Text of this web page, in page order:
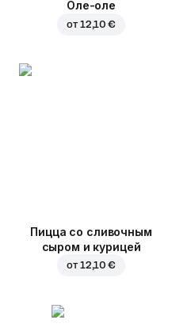
Оле-оле
от 12,10 €
Пицца со сливочным
сыром и курицей
от 12,10 €